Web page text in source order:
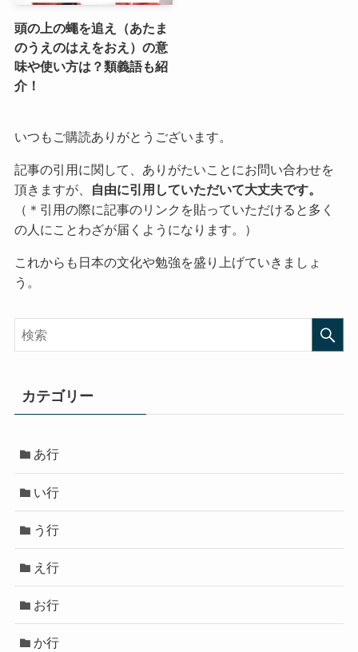
頭の上の蠅を追え（あたま
のうえのはえをおえ）の意
味や使い方は？類義語も紹
介！
いつもご購読ありがとうございます。
記事の引用に関して、ありがたいことにお問い合わせを
頂きますが、
自由に引用していただいて大丈夫です。
（＊引用の際に記事のリンクを貼っていただけると多く
の人にことわざが届くようになります。）
これからも日本の文化や勉強を盛り上げていきましょ
う。
カテゴリー
あ行
い行
う行
え行
お行
か行